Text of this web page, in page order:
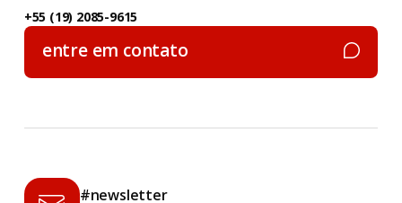
+55 (19) 2085-9615
entre em contato
entre em contato
#newsletter